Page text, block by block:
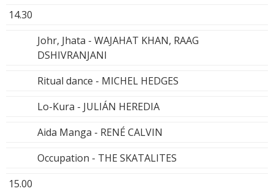
14.30
Johr, Jhata - WAJAHAT KHAN, RAAG
DSHIVRANJANI
Ritual dance - MICHEL HEDGES
Lo-Kura - JULIÁN HEREDIA
Aida Manga - RENÉ CALVIN
Occupation - THE SKATALITES
15.00